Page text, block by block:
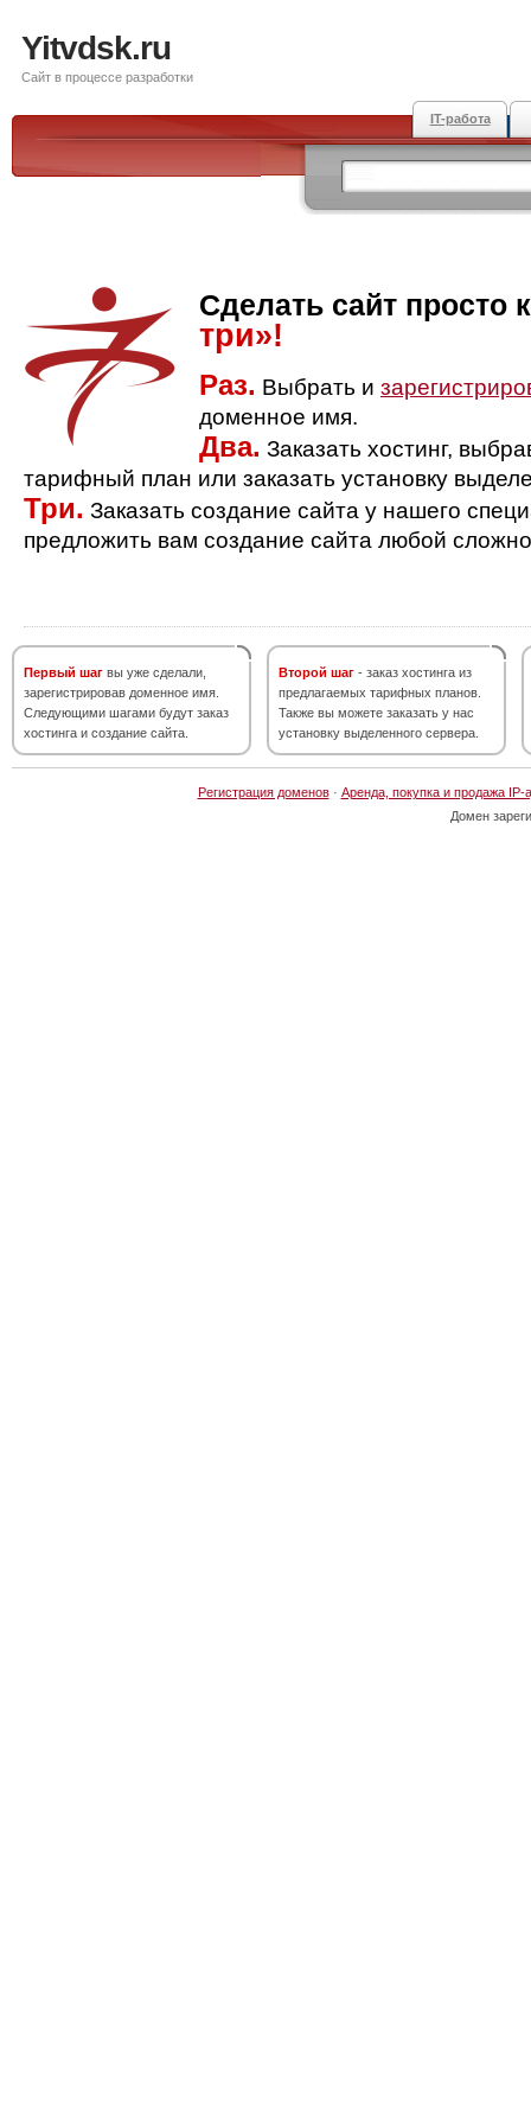
Yitvdsk.ru
Сайт в процессе разработки
IT-работа
Сделать сайт просто
три»!
Раз. Выбрать и
доменное имя.
Два. Заказать хостинг,
тарифный план или заказать установку
Три. Заказать создание сайта у нашего
предложить вам создание сайта любой
Первый шаг вы уже сделали,
зарегистрировав доменное имя.
Следующими шагами будут заказ
хостинга и создание сайта.
Второй шаг - заказ хостинга из
предлагаемых тарифных планов.
Также вы можете заказать у нас
установку выделенного сервера.
Регистрация доменов· Аренда, покупка и продажа IP-
Домен